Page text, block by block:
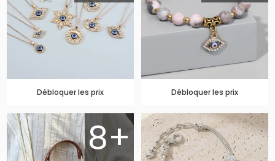
Débloquer les prix Débloquer les prix
8+